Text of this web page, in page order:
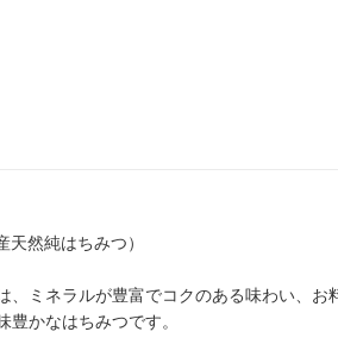
天然純はちみつ）
、ミネラルが豊富でコクのある味わい、お
豊かなはちみつです。